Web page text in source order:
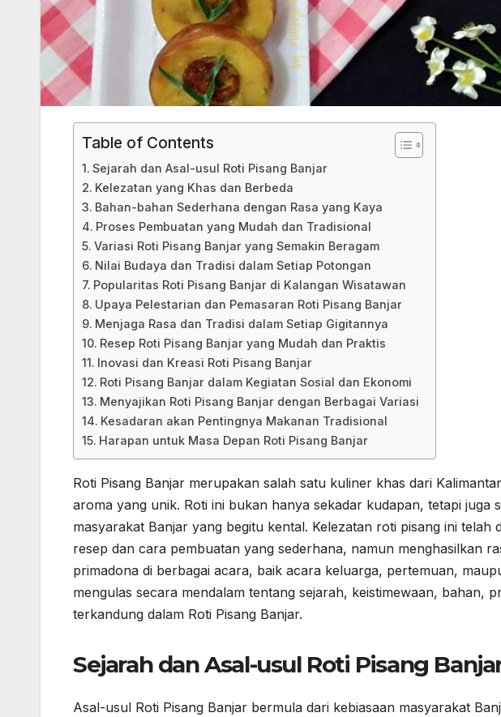
Table of Contents
Sejarah dan Asal-usul Roti Pisang Banjar
Kelezatan yang Khas dan Berbeda
Bahan-bahan Sederhana dengan Rasa yang Kaya
Proses Pembuatan yang Mudah dan Tradisional
Variasi Roti Pisang Banjar yang Semakin Beragam
Nilai Budaya dan Tradisi dalam Setiap Potongan
Popularitas Roti Pisang Banjar di Kalangan Wisatawan
Upaya Pelestarian dan Pemasaran Roti Pisang Banjar
Menjaga Rasa dan Tradisi dalam Setiap Gigitannya
Resep Roti Pisang Banjar yang Mudah dan Praktis
Inovasi dan Kreasi Roti Pisang Banjar
Roti Pisang Banjar dalam Kegiatan Sosial dan Ekonomi
Menyajikan Roti Pisang Banjar dengan Berbagai Variasi
Kesadaran akan Pentingnya Makanan Tradisional
Harapan untuk Masa Depan Roti Pisang Banjar
Roti Pisang Banjar merupakan salah satu kuliner khas dari
aroma yang unik. Roti ini bukan hanya sekadar kudapan, tetapi juga
masyarakat Banjar yang begitu kental. Kelezatan roti pisang ini
resep dan cara pembuatan yang sederhana, namun menghasilkan
primadona di berbagai acara, baik acara keluarga, pertemuan,
mengulas secara mendalam tentang sejarah, keistimewaan, bahan,
terkandung dalam Roti Pisang Banjar.
Sejarah dan Asal-usul Roti Pisang
Asal-usul Roti Pisang Banjar bermula dari kebiasaan masyarakat